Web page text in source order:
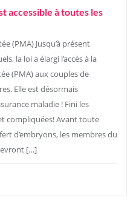
accessible à toutes les
(PMA) Jusqu’à présent
la loi a élargi l’accès à la
(PMA) aux couples de
Elle est désormais
maladie ! Fini les
compliquées! Avant toute
d’embryons, les membres du
[…]